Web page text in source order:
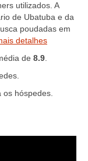
utilizados. A
de Ubatuba e da
poudadas em
detalhes
de 8.9.
os hóspedes.